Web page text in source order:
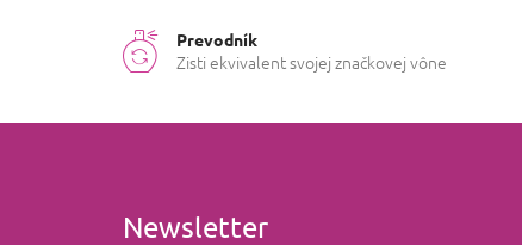
Prevodník
Zisti ekvivalent svojej značkovej vône
Newsletter